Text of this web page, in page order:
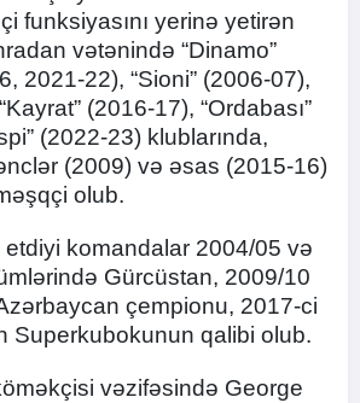
funksiyasını yerinə yetirən
vətənində “Dinamo”
2021-22), “Sioni” (2006-07),
(2016-17), “Ordabası”
(2022-23) klublarında,
(2009) və əsas (2015-16)
olub.
komandalar 2004/05 və
Gürcüstan, 2009/10
çempionu, 2017-ci
Superkubokunun qalibi olub.
vəzifəsində George